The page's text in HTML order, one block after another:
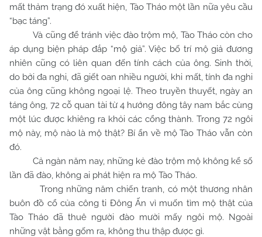
mất thảm trạng đó xuất hiện, Tào Tháo một lần nữa yêu cầu
“bạc táng”.
Và cũng để tránh việc đào trộm mộ, Tào Tháo còn cho
áp dụng biện pháp đắp “mộ giả”. Việc bố trí mộ giả đương
nhiên cũng có liên quan đến tính cách của ông. Sinh thời,
do bởi đa nghi, đã giết oan nhiều người, khi mất, tính đa nghi
của ông cũng không ngoại lệ. Theo truyền thuyết, ngày an
táng ông, 72 cỗ quan tài từ 4 hướng đông tây nam bắc cùng
một lúc được khiêng ra khỏi các cổng thành. Trong 72 ngôi
mộ này, mộ nào là mộ thật? Bí ẩn về mộ Tào Tháo vẫn còn
đó.
Cả ngàn năm nay, những kẻ đào trộm mộ không kể số
lần đã đào, không ai phát hiện ra mộ Tào Tháo.
Trong những năm chiến tranh, có một thương nhân
buôn đồ cổ của công ti Đông Ấn vì muốn tìm mộ thật của
Tào Tháo đã thuê người đào mười mấy ngôi mộ. Ngoài
những vật bằng gốm ra, không thu thập được gì.